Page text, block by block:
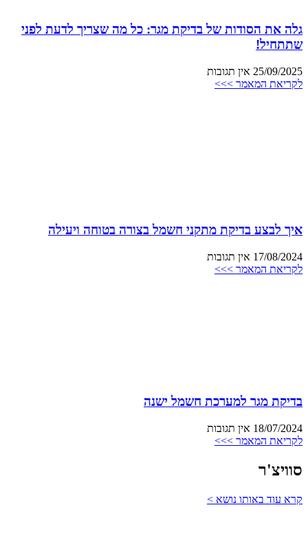
גלה את הסודות של בדיקת מגר: כל מה שצריך לדעת לפני
שתתחיל!
25/09/2025 אין תגובות
לקריאת המאמר >>>
איך לבצע בדיקת מתקני חשמל בצורה בטוחה ויעילה
17/08/2024 אין תגובות
לקריאת המאמר >>>
בדיקת מגר למערכת חשמל ישנה
18/07/2024 אין תגובות
לקריאת המאמר >>>
סוויצ'ר
קרא עוד באותו נושא >